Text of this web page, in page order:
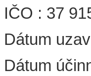
IČO : 37
Dátum
Dátum